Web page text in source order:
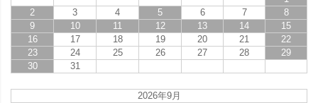
2
3 4 5 6 7
8
9
10 11 12 13 14
15
16
17 18 19 20 21
22
23
24 25 26 27 28
29
30
31
2026年9月